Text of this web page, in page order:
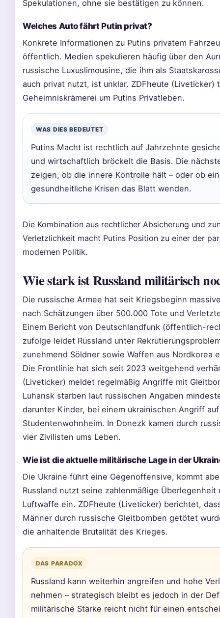
Spekulationen, ohne sie bestätigen zu können.
Welches Auto fährt Putin privat?
Konkrete Informationen zu Putins privatem
öffentlich. Medien spekulieren häufig über den
russische Luxuslimousine, die ihm als
auch privat nutzt, ist unklar. ZDFheute (Liveticker)
Geheimniskrämerei um Putins Privatleben.
WAS DIES BEDEUTET
Putins Macht ist rechtlich auf Jahrzehnte
und wirtschaftlich bröckelt die Basis. Die
zeigen, ob die innere Kontrolle hält – oder ob
gesundheitliche Krisen das Blatt wenden.
Die Kombination aus rechtlicher Absicherung und
Verletzlichkeit macht Putins Position zu einer der
modernen Politik.
Wie stark ist Russland militärisch
Die russische Armee hat seit Kriegsbeginn
nach Schätzungen über 500.000 Tote und
Einem Bericht von Deutschlandfunk (öffentlich-
zufolge leidet Russland unter
zunehmend Söldner sowie Waffen aus Nordkorea
Die Frontlinie hat sich seit 2023 weitgehend
(Liveticker) meldet regelmäßig Angriffe mit
Luhansk starben laut russischen Angaben
darunter Kinder, bei einem ukrainischen Angriff
Studentenwohnheim. In Donezk kamen durch
vier Zivilisten ums Leben.
Wie ist die aktuelle militärische Lage in der
Die Ukraine führt eine Gegenoffensive, kommt
Russland nutzt seine zahlenmäßige
Luftwaffe ein. ZDFheute (Liveticker) berichtet,
Männer durch russische Gleitbomben getötet
die anhaltende Brutalität des Krieges.
DAS PARADOX
Russland kann weiterhin angreifen und hohe
nehmen – strategisch bleibt es jedoch in der
militärische Stärke reicht nicht für einen